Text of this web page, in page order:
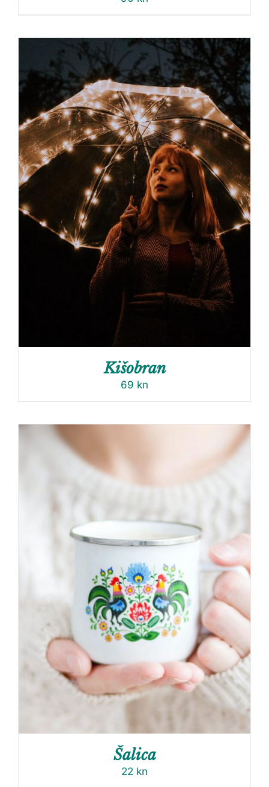
Kišobran
69 kn
Šalica
22 kn